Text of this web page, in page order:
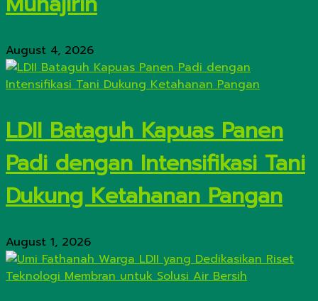
August 4, 2026
LDII Bataguh Kapuas Panen
Padi dengan Intensifikasi Tani
Dukung Ketahanan Pangan
August 1, 2026